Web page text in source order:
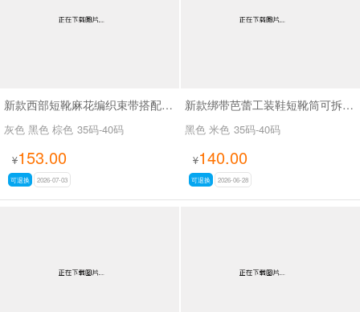
新款西部短靴麻花编织束带搭配金属扣SA8035
灰色 黑色 棕色 35码-40码
¥153.00
可退换 2026-07-03
新款绑带芭蕾工装鞋短靴筒可拆SA8031
黑色 米色 35码-40码
¥140.00
可退换 2026-06-28